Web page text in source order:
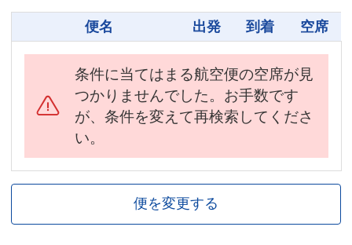
便名 出発 到着 空席
条件に当てはまる航空便の空席が見
つかりませんでした。お手数です
が、条件を変えて再検索してくださ
い。
便を変更する